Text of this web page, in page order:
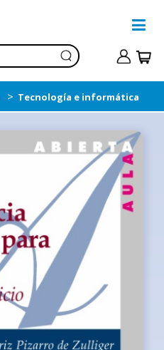
> Tecnología e informática